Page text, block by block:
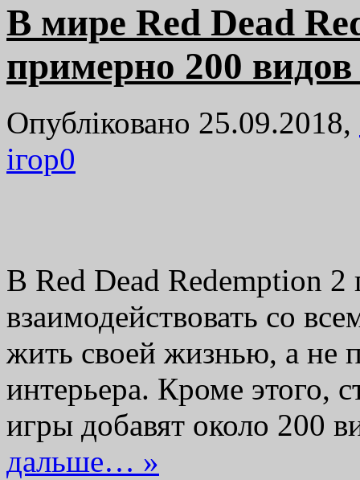
В мире Red Dead
примерно 200
Опубліковано 25.09.2018,
ігор0
В Red Dead Redemption 2
взаимодействовать со
жить своей жизнью, а не
интерьера. Кроме этого,
игры добавят около 200
дальше… »